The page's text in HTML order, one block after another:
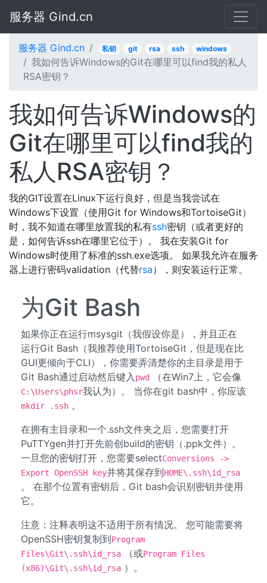
服务器 Gind.cn
服务器 Gind.cn 私钥 git rsa ssh windows
我如何告诉Windows的Git在哪里可以find我的私人
RSA密钥？
我如何告诉Windows的
Git在哪里可以find我的
私人RSA密钥？
我的GIT设置在Linux下运行良好，但是当我尝试在
Windows下设置（使用Git for Windows和TortoiseGit）
时，我不知道在哪里放置我的私有ssh密钥（或者更好的
是，如何告诉ssh在哪里它位于）。 我在安装Git for
Windows时使用了标准的ssh.exe选项。 如果我允许在服务
器上进行密码validation（代替rsa），则安装运行正常。
为Git Bash
如果你正在运行msysgit（我假设你是），并且正在
运行Git Bash（我推荐使用TortoiseGit，但是现在比
GUI更倾向于CLI），你需要弄清楚你的主目录是用于
Git Bash通过启动然后键入pwd （在Win7上，它会像
C:\Users\phsr我认为）。 当你在git bash中，你应该
mkdir .ssh 。
在拥有主目录和一个.ssh文件夹之后，您需要打开
PuTTYgen并打开先前创build的密钥（.ppk文件）。
一旦您的密钥打开，您需要selectConversions ->
Export OpenSSH key并将其保存到HOME\.ssh\id_rsa
。 在那个位置有密钥后，Git bash会识别密钥并使用
它。
注意：注释表明这不适用于所有情况。 您可能需要将
OpenSSH密钥复制到Program
Files\Git\.ssh\id_rsa
（或Program Files
(x86)\Git\.ssh\id_rsa ）。